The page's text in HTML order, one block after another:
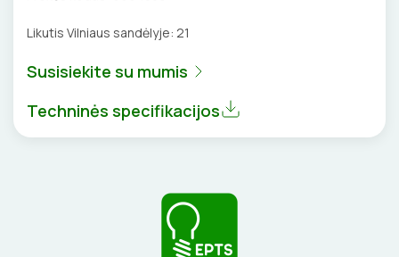
DAIKTADĖŽĖS
ŽIBINTUVĖLIAI
PRATRAUKIKLIAI
GRĘŽIMO KARŪNOS, GRĄŽTAI
GULSČIUKAI
Likutis Vilniaus sandėlyje: 21
Susisiekite su mumis
Techninės specifikacijos